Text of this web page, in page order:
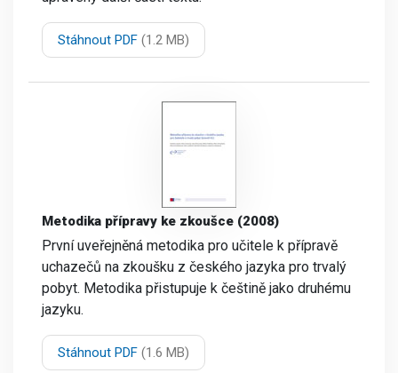
Stáhnout PDF (1.2 MB)
Metodika přípravy ke zkoušce (2008)
První uveřejněná metodika pro učitele k přípravě
uchazečů na zkoušku z českého jazyka pro trvalý
pobyt. Metodika přistupuje k češtině jako druhému
jazyku.
Stáhnout PDF (1.6 MB)